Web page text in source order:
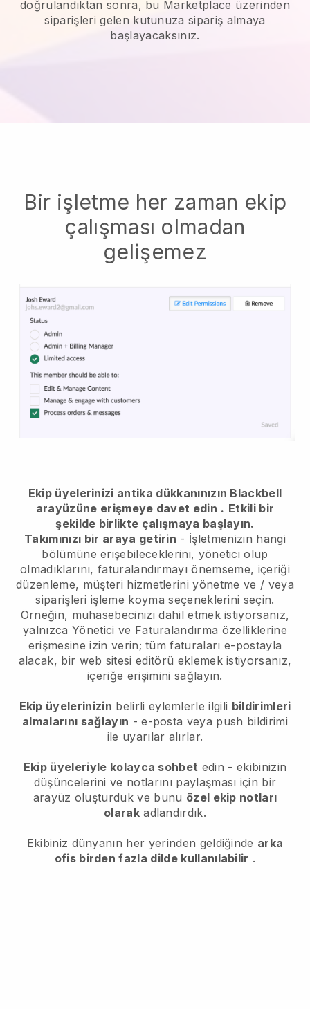
doğrulandıktan sonra, bu Marketplace üzerinden
siparişleri gelen kutunuza sipariş almaya
başlayacaksınız.
Bir işletme her zaman ekip
çalışması olmadan
gelişemez
Ekip üyelerinizi antika dükkanınızın Blackbell
arayüzüne erişmeye davet edin . Etkili bir
şekilde birlikte çalışmaya başlayın.
Takımınızı bir araya getirin - İşletmenizin hangi
bölümüne erişebileceklerini, yönetici olup
olmadıklarını, faturalandırmayı önemseme, içeriği
düzenleme, müşteri hizmetlerini yönetme ve / veya
siparişleri işleme koyma seçeneklerini seçin.
Örneğin, muhasebecinizi dahil etmek istiyorsanız,
yalnızca Yönetici ve Faturalandırma özelliklerine
erişmesine izin verin; tüm faturaları e-postayla
alacak, bir web sitesi editörü eklemek istiyorsanız,
içeriğe erişimini sağlayın.
Ekip üyelerinizin belirli eylemlerle ilgili bildirimleri
almalarını sağlayın - e-posta veya push bildirimi
ile uyarılar alırlar.
Ekip üyeleriyle kolayca sohbet edin - ekibinizin
düşüncelerini ve notlarını paylaşması için bir
arayüz oluşturduk ve bunu özel ekip notları
olarakadlandırdık.
Ekibiniz dünyanın her yerinden geldiğinde arka
ofis birden fazla dilde kullanılabilir .